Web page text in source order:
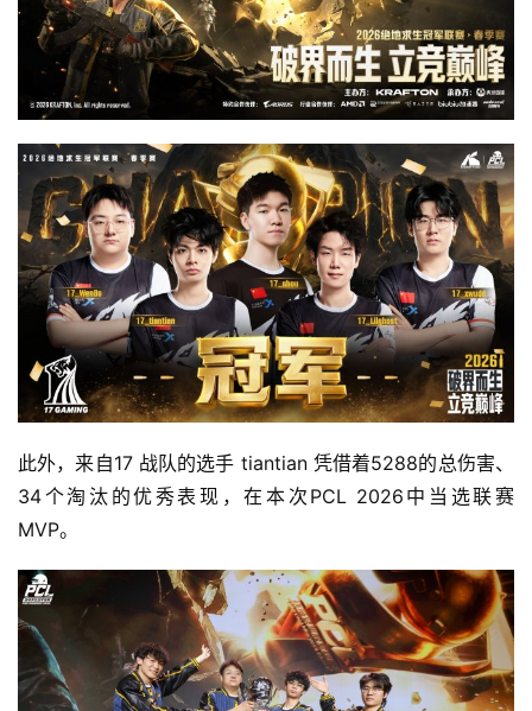
此外，来自17 战队的选手 tiantian 凭借着5288的总伤害、
34个淘汰的优秀表现，在本次PCL 2026中当选联赛
MVP。